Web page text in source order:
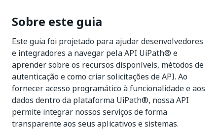
Sobre este guia
Este guia foi projetado para ajudar desenvolvedores
e integradores a navegar pela API UiPath® e
aprender sobre os recursos disponíveis, métodos de
autenticação e como criar solicitações de API. Ao
fornecer acesso programático à funcionalidade e aos
dados dentro da plataforma UiPath®, nossa API
permite integrar nossos serviços de forma
transparente aos seus aplicativos e sistemas.